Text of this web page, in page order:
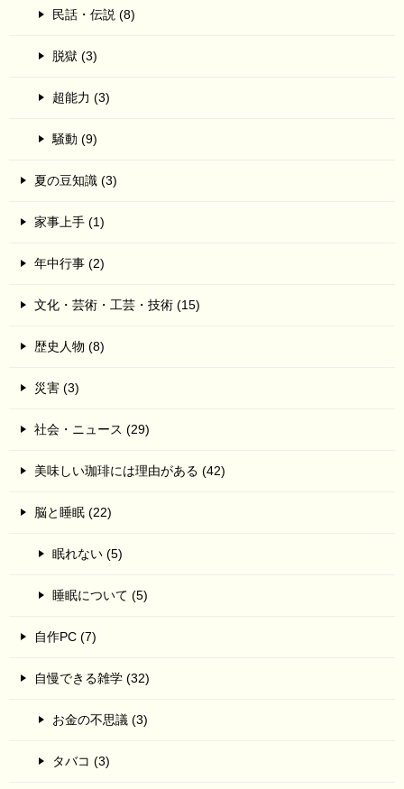
民話・伝説 (8)
脱獄 (3)
超能力 (3)
騒動 (9)
夏の豆知識 (3)
家事上手 (1)
年中行事 (2)
文化・芸術・工芸・技術 (15)
歴史人物 (8)
災害 (3)
社会・ニュース (29)
美味しい珈琲には理由がある (42)
脳と睡眠 (22)
眠れない (5)
睡眠について (5)
自作PC (7)
自慢できる雑学 (32)
お金の不思議 (3)
タバコ (3)